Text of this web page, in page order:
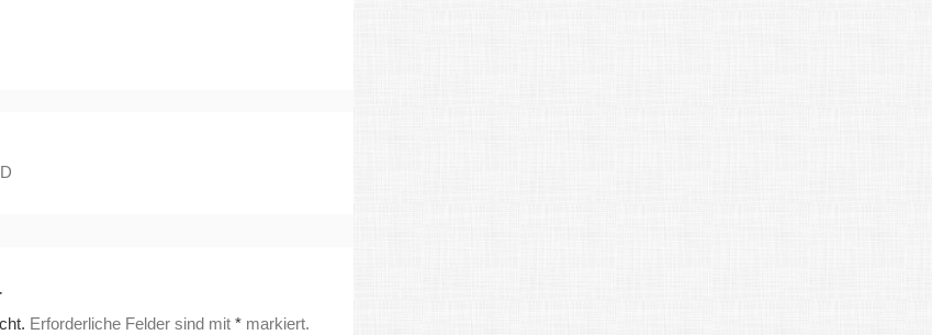
Erforderliche Felder sind mit * markiert.